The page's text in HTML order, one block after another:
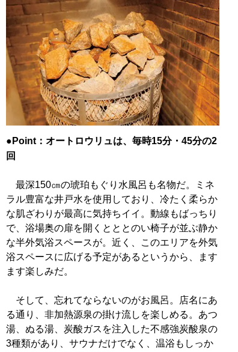
●Point：オートロウリュは、毎時15分・45分の2
回
最深150㎝の琥珀もぐり水風呂も名物だ。ミネ
ラル豊富な井戸水を使用しており、冷たく柔らか
な肌ざわりが最高に気持ちイイ。動線もばっちり
で、浴場奥の扉を開くとととのい椅子が並ぶ静か
な半外気浴スペースが。近く、このエリアを外気
浴スペースに広げる予定があるというから、ます
ます楽しみだ。
そして、忘れてならないのがお風呂。店名にあ
る通り、非加熱源泉の掛け流しを楽しめる。あつ
湯、ぬる湯、炭酸ガスを注入した不感強炭酸泉の
3種類があり、サウナだけでなく、温浴もしっか